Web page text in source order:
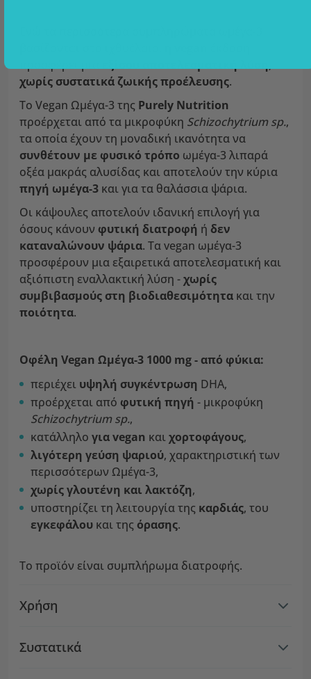
χωρίς συστατικά ζωικής προέλευσης.
Το Vegan Ωμέγα-3 της Purely Nutrition
προέρχεται από τα μικροφύκη Schizochytrium sp.,
τα οποία έχουν τη μοναδική ικανότητα να
συνθέτουν με φυσικό τρόπο ωμέγα-3 λιπαρά
οξέα μακράς αλυσίδας και αποτελούν την κύρια
πηγή ωμέγα-3 και για τα θαλάσσια ψάρια.
Οι κάψουλες αποτελούν ιδανική επιλογή για
όσους κάνουν φυτική διατροφή ή δεν
καταναλώνουν ψάρια. Τα vegan ωμέγα-3
προσφέρουν μια εξαιρετικά αποτελεσματική και
αξιόπιστη εναλλακτική λύση -χωρίς
συμβιβασμούς στη βιοδιαθεσιμότητα και την
ποιότητα.
Οφέλη Vegan Ωμέγα-3 1000 mg - από φύκια:
περιέχει υψηλή συγκέντρωση DHA,
προέρχεται από φυτική πηγή - μικροφύκη
Schizochytrium sp.,
κατάλληλο για vegan καιχορτοφάγους,
λιγότερη γεύση ψαριού, χαρακτηριστική των
περισσότερων Ωμέγα-3,
χωρίς γλουτένη και λακτόζη,
υποστηρίζει τη λειτουργία της καρδιάς, του
εγκεφάλου και της όρασης.
Το προϊόν είναι συμπλήρωμα διατροφής.
Χρήση
Συστατικά